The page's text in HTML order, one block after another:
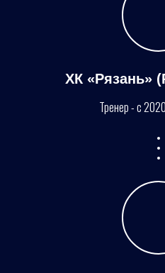
ХК «Рязань»
Тренер -с